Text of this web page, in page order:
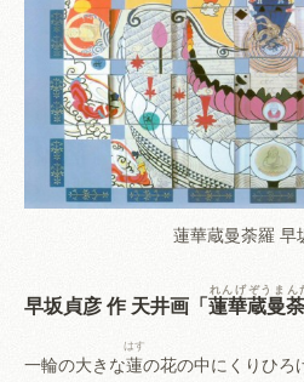
蓮華蔵曼荼羅 早
早坂貞彦 作 天井画「 蓮華蔵曼
れんげぞうまん
一輪の大きな蓮
はす
の花の中にくりひろ